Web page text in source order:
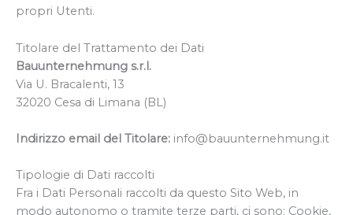
propri Utenti.
Titolare del Trattamento dei Dati
Bauunternehmung s.r.l.
Via U. Bracalenti, 13
32020 Cesa di Limana (BL)
Indirizzo email del Titolare: info@bauunternehmung.it
Tipologie di Dati raccolti
Fra i Dati Personali raccolti da questo Sito Web, in
modo autonomo o tramite terze parti, ci sono: Cookie,